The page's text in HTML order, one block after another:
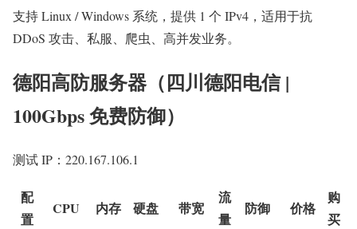
支持 Linux / Windows 系统，提供 1 个 IPv4，适用于抗
DDoS 攻击、私服、爬虫、高并发业务。
德阳高防服务器（四川德阳电信 |
100Gbps 免费防御）
测试 IP：220.167.106.1
配
置
CPU 内存 硬盘 带宽
流
量
防御 价格
购
买